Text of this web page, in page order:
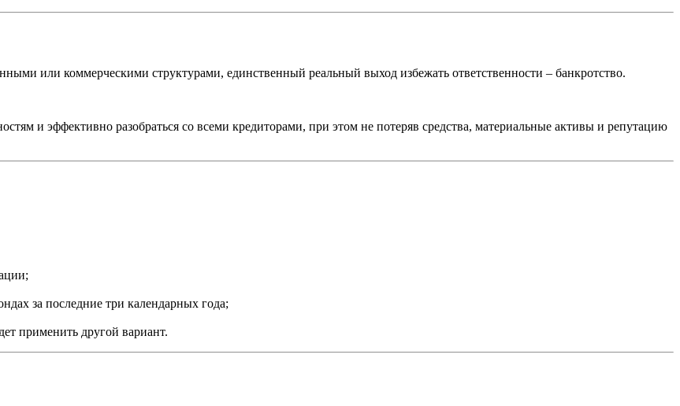
или коммерческими структурами, единственный реальный выход избежать ответственности – банкротство.
и эффективно разобраться со всеми кредиторами, при этом не потеряв средства, материальные активы и репутацию
за последние три календарных года;
применить другой вариант.